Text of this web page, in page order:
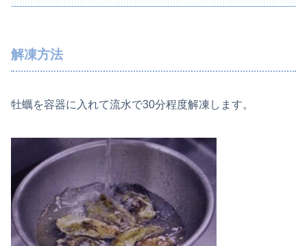
解凍方法
牡蠣を容器に入れて流水で30分程度解凍します。